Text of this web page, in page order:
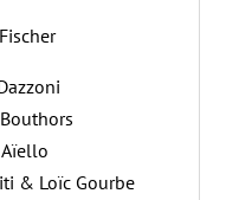
& Loïc Gourbe